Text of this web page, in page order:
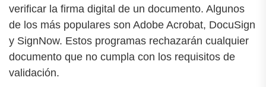
verificar la firma digital de un documento. Algunos
de los más populares son Adobe Acrobat, DocuSign
y SignNow. Estos programas rechazarán cualquier
documento que no cumpla con los requisitos de
validación.